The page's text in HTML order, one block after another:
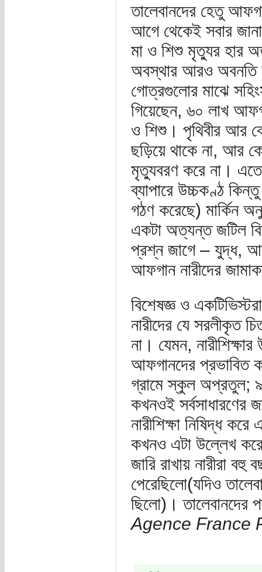
তালেবানদের হেতু
আগে থেকেই সবার
মা ও শিশু মৃত্যুর হার
অবস্থার আরও অবনতি
গোত্রগুলোর মাঝে
গিয়েছেন, ৬০ লাখ
ও শিশু। পৃথিবীর আর
ছড়িয়ে থাকে না, আর
মৃত্যুবরণ করে না। এতো
ব্যাপারে উচ্চকণ্ঠ কিন্তু
গঠণ করেছে) মার্কিন
একটা অত্যন্ত জটিল
প্রশ্ন জাগে – যুদ্ধ,
আফগান নারীদের
বিশেষজ্ঞ ও
নারীদের যে সরলীকৃত
না। যেমন,
আফগানদের প্রভাবিত
গ্রামে স্কুল অপ্রতুল;
কখনওই সর্বসাধারণের
নারীশিক্ষা নিষিদ্ধ
কখনও এটা উল্লেখ
জারি রাখায় নারীরা
পেরেছিলো(যদিও
ছিলো)। তালেবানদের
Agence France